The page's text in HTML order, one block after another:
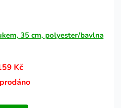
35 cm, polyester/bavlna
Kč